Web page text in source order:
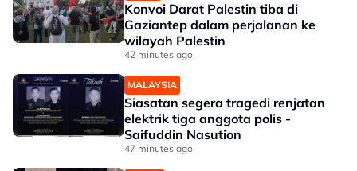
Konvoi Darat Palestin tiba di
Gaziantep dalam perjalanan ke
wilayah Palestin
42 minutes ago
MALAYSIA
Siasatan segera tragedi renjatan
elektrik tiga anggota polis -
Saifuddin Nasution
47 minutes ago